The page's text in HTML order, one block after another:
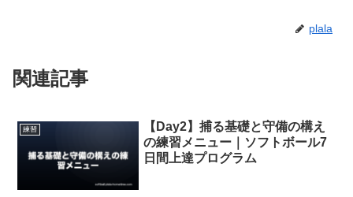
plala
関連記事
練習
【Day2】捕る基礎と守備の構え
の練習メニュー｜ソフトボール7
日間上達プログラム